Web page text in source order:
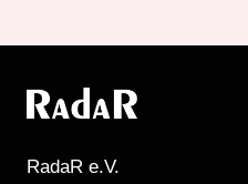
RadaR e.V.